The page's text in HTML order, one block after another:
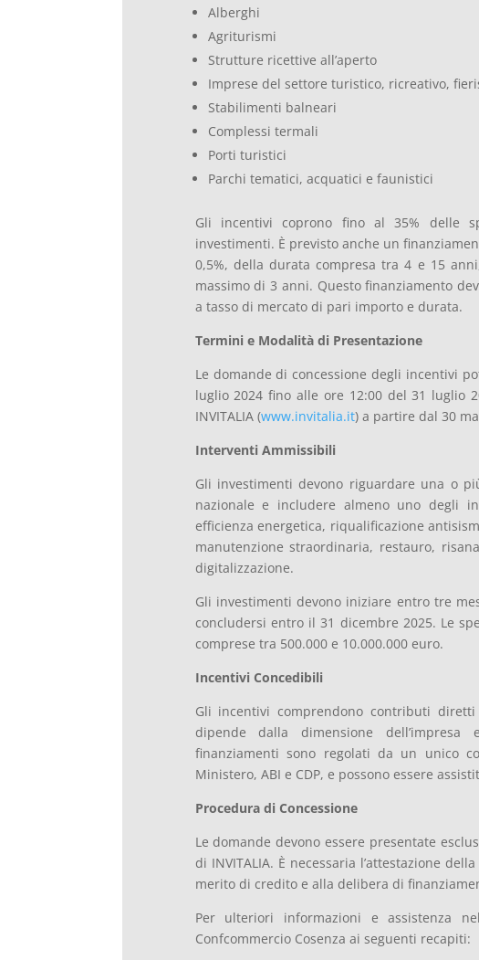
Alberghi
Agriturismi
Strutture ricettive all’aperto
Imprese del settore turistico, ricreativo,
Stabilimenti balneari
Complessi termali
Porti turistici
Parchi tematici, acquatici e faunistici
Gli incentivi coprono fino al 35% delle
investimenti. È previsto anche un
0,5%, della durata compresa tra 4 e 15
massimo di 3 anni. Questo finanziamento
a tasso di mercato di pari importo e durata.
Termini e Modalità di Presentazione
Le domande di concessione degli incentivi
luglio 2024 fino alle ore 12:00 del 31 luglio
INVITALIA (www.invitalia.it) a partire dal 30
Interventi Ammissibili
Gli investimenti devono riguardare una o
nazionale e includere almeno uno degli
efficienza energetica, riqualificazione
manutenzione straordinaria, restauro,
digitalizzazione.
Gli investimenti devono iniziare entro tre
concludersi entro il 31 dicembre 2025. Le
comprese tra 500.000 e 10.000.000 euro.
Incentivi Concedibili
Gli incentivi comprendono contributi
dipende dalla dimensione
finanziamenti sono regolati da un unico
Ministero, ABI e CDP, e possono essere
Procedura di Concessione
Le domande devono essere presentate
di INVITALIA. È necessaria l’attestazione
merito di credito e alla delibera di
Per ulteriori informazioni e assistenza
Confcommercio Cosenza ai seguenti recapiti: